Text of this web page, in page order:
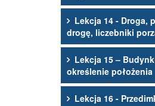
Lekcja 14 - Droga,
drogę, liczebniki
Lekcja 15 –
określenie położenia
Lekcja 16 -